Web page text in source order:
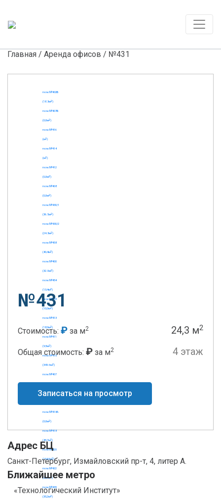
Главная / Аренда офисов / №431
№431
Стоимость: ₽ за м2 24,3 м2
Общая стоимость: ₽ за м2 4 этаж
Записаться на просмотр
Адрес БЦ
Санкт-Петербург, Измайловский пр-т, 4, литер А.
Ближайшее метро
«Технологический Институт»